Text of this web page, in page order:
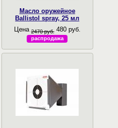
Масло оружейное
Ballistol spray, 25 мл
Цена 2470 руб. 480 руб.
распродажа